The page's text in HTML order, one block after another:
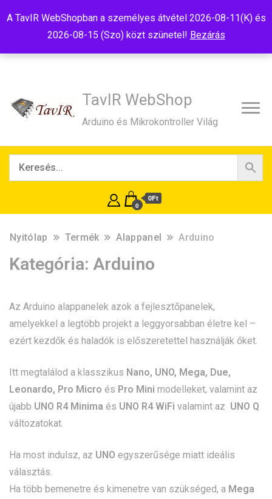
A TavIR WebShopban a személyes átvétel 2026-08-11(K) és
2026-08-15 (Szo) közt szünetel! Bezárás
TavIR WebShop
Arduino és Mikrokontroller Világ
0
0Ft
Nyitólap Termék Alappanel Arduino
Kategória: Arduino
Az Arduino alappanelek azok a fejlesztőpanelek,
amelyekkel a legtöbb projekt a leggyorsabban életre kel –
ezért kezdők és haladók is előszeretettel használják őket.
Itt megtalálod a klasszikus Nano, UNO, Mega, Due,
Leonardo, Pro Micro és Pro Mini modelleket, valamint az
újabb UNO R4 Minima és UNO R4 WiFi valamint az UNO Q
változatokat.
Ha most indulsz, az UNO egyszerűsége miatt ideális
választás.
Ha több bemenetre és kimenetre van szükséged, a Mega